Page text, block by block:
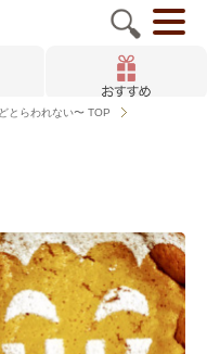
とらわれない〜 TOP